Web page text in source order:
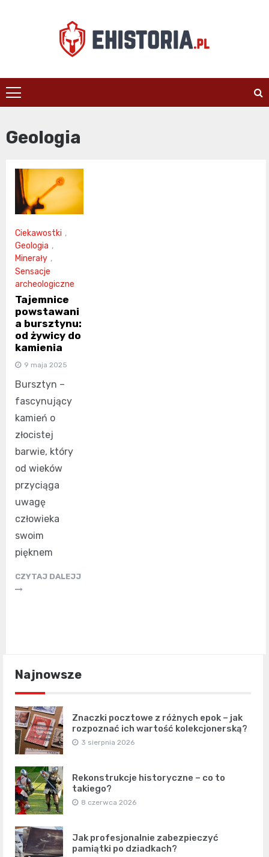
ehistoria.pl
Geologia
Ciekawostki ,
Geologia ,
Minerały ,
Sensacje
archeologiczne
Tajemnice
powstawani
a bursztynu:
od żywicy do
kamienia
9 maja 2025
Bursztyn –
fascynujący
kamień o
złocistej
barwie, który
od wieków
przyciąga
uwagę
człowieka
swoim
pięknem
CZYTAJ DALEJJ
Najnowsze
Znaczki pocztowe z różnych epok – jak
rozpoznać ich wartość kolekcjonerską?
3 sierpnia 2026
Rekonstrukcje historyczne – co to
takiego?
8 czerwca 2026
Jak profesjonalnie zabezpieczyć
pamiątki po dziadkach?